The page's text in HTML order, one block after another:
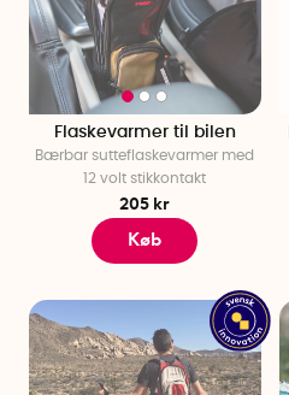
Flaskevarmer til bilen
Bærbar sutteflaskevarmer med
12 volt stikkontakt
205 kr
Køb